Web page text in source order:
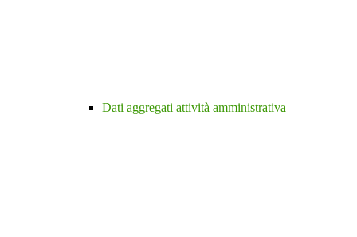
Dati aggregati attività amministrativa